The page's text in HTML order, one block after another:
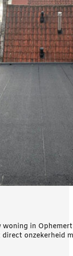
in
onzekerheid